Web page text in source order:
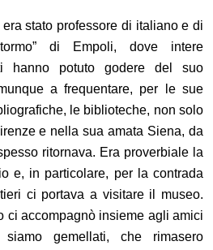
stato professore di italiano e di
di Empoli, dove intere
hanno potuto godere del suo
a frequentare, per le sue
le biblioteche, non solo
e nella sua amata Siena, da
ritornava. Era proverbiale la
e, in particolare, per la contrada
ci portava a visitare il museo.
ci accompagnò insieme agli amici
gemellati, che rimasero